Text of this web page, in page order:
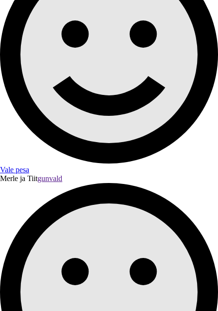
Vale pesa
Merle ja Tiitgunvald